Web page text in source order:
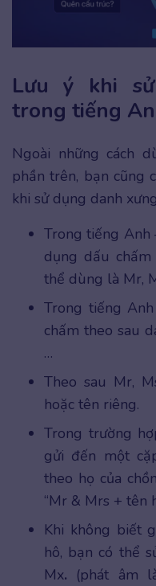
Lưu ý khi
trong tiếng
Ngoài những cách
phần trên, bạn cũng
khi sử dụng danh
Trong tiếng Anh
dụng dấu
thể dùng là Mr,
Trong tiếng
chấm theo sau
…
Theo sau Mr,
hoặc tên riêng.
Trong trường
gửi đến một
theo họ của
“Mr & Mrs + tên
Khi không biết
hô, bạn có thể
Mx. (phát âm